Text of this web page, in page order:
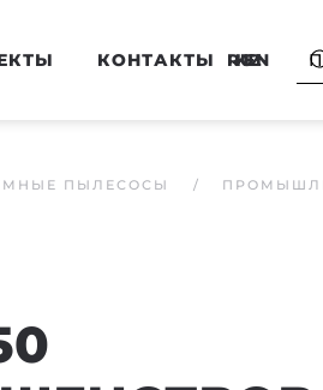
КОНТАКТЫ RU
KZ
EN
ПЫЛЕСОСЫ